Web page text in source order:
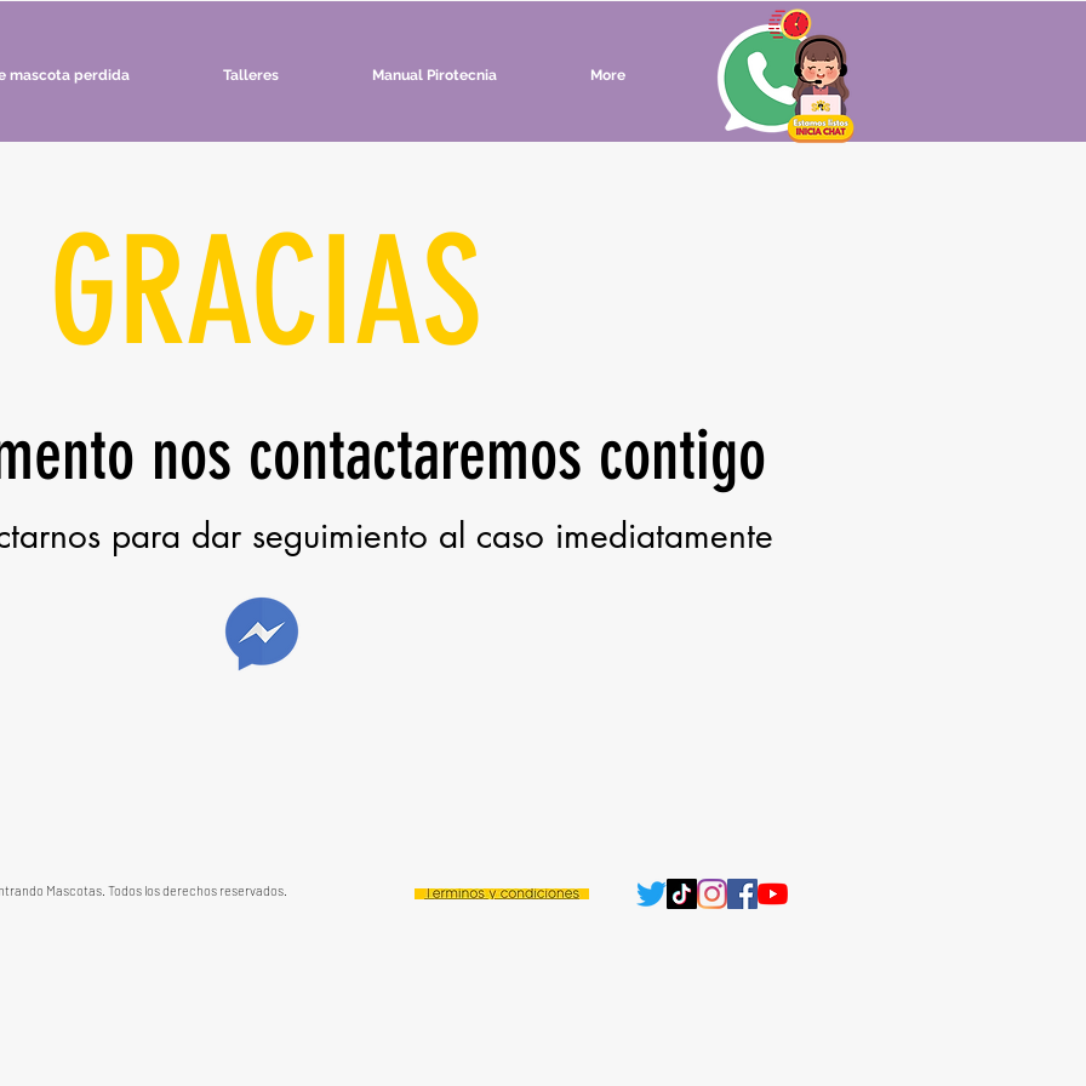
mascota perdida Talleres Manual Pirotecnia More
GRACIAS
nos contactaremos contigo
para dar seguimiento al caso imediatamente
Mascotas. Todos los derechos reservados.